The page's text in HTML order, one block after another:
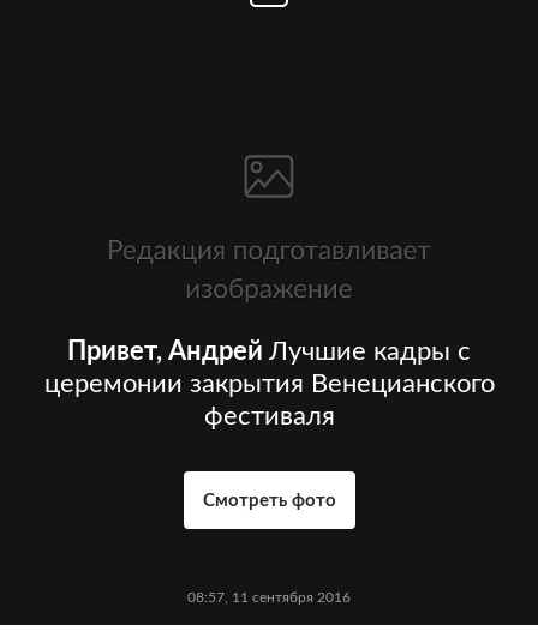
Привет, Андрей Лучшие кадры с
церемонии закрытия Венецианского
фестиваля
Смотреть фото
08:57, 11 сентября 2016